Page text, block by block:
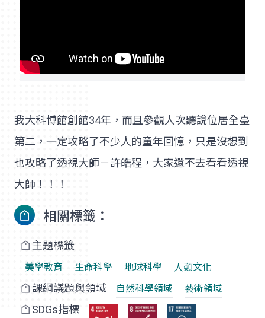
我大科博館創館34年，而且參觀人次聽說位居全臺
第二，一定攻略了不少人的童年回憶，只是沒想到
也攻略了透視大師－許皓程，大家還不去看看透視
大師！！！
相關標籤：
主題標籤
美學教育 生命科學 地球科學 人類文化
課綱議題與領域 自然科學領域 藝術領域
SDGs指標